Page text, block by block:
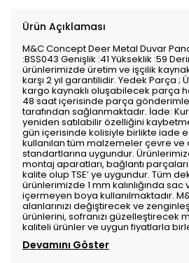
Ürün Açıklaması
M&C Concept Deer Metal Duvar
:BSS043 Genişlik :41 Yükseklik :59
ürünlerimizde üretim ve işçilik
karşı 2 yıl garantilidir. Yedek Parça ;
kargo kaynaklı oluşabilecek parça
48 saat içerisinde parça
tarafından sağlanmaktadır. İade:
yeniden satılabilir özelliğini
gün içerisinde kolisiyle birlikte iade
kullanılan tüm malzemeler çevre ve
standartlarına uygundur.
montaj aparatları, bağlantı
kalite olup TSE’ ye uygundur. Tüm
ürünlerimizde 1 mm kalınlığında
içermeyen boya kullanılmaktadır.
alanlarınızı değiştirecek ve
ürünlerini, sofranızı güzelleştirecek
kaliteli ürünler ve uygun fiyatlarla
Devamını Göster